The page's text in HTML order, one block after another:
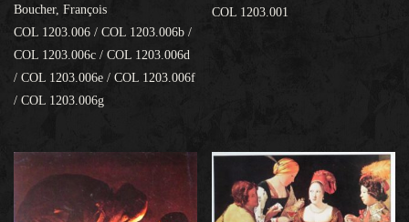
Boucher, François
COL 1203.006 / COL 1203.006b /
COL 1203.006c / COL 1203.006d
/ COL 1203.006e / COL 1203.006f
/ COL 1203.006g
COL 1203.001